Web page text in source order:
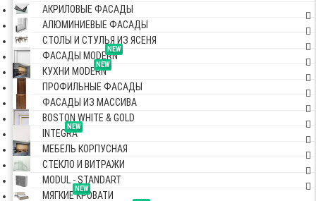
АКРИЛОВЫЕ ФАСАДЫ
АЛЮМИНИЕВЫЕ ФАСАДЫ
СТОЛЫ И СТУЛЬЯ ИЗ ЯСЕНЯ
NEW
ФАСАДЫ MODERN
NEW
КУХНИ MODERN
ПРОФИЛЬНЫЕ ФАСАДЫ
ФАСАДЫ ИЗ МАССИВА
BOSTON WHITE & GOLD
NEW
INTEGRA
МЕБЕЛЬ КОРПУСНАЯ
СТЕКЛО И ВИТРАЖИ
MODUL - STANDART
NEW
МЯГКИЕ КРОВАТИ